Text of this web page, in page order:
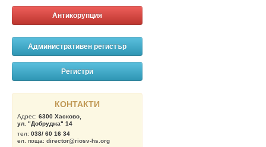
Антикорупция
Административен регистър
Регистри
КОНТАКТИ
Адрес: 6300 Хасково,
ул. "Добруджа" 14
тел: 038/ 60 16 34
ел. поща: director@riosv-hs.org